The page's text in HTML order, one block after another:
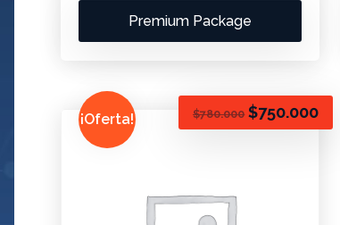
Premium Package
$780.000 $750.000
¡Oferta!